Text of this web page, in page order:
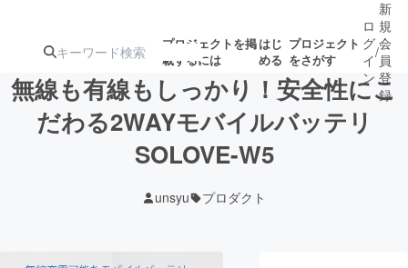
プロジェクトを掲
載するには
はじ
める
プロジェクト
をさがす
注目の新着プロ 募集終了が近いプ
ロ
グ
イ
ン
/
新
規
会
員
登
録
無線も有線もしっかり！安全性にこ
だわる2WAYモバイルバッテリ
SOLOVE-W5
unsyu プロダクト